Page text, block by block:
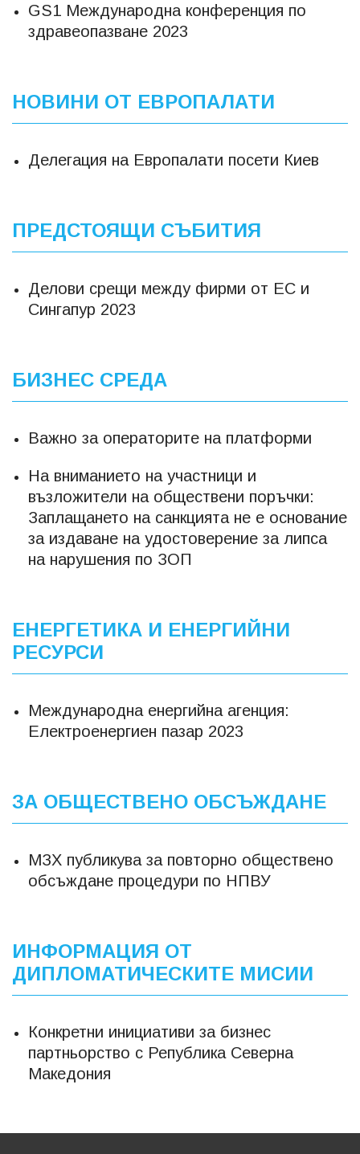
GS1 Международна конференция по
здравеопазване 2023
НОВИНИ ОТ ЕВРОПАЛАТИ
Делегация на Европалати посети Киев
ПРЕДСТОЯЩИ СЪБИТИЯ
Делови срещи между фирми от ЕС и
Сингапур 2023
БИЗНЕС СРЕДА
Важно за операторите на платформи
На вниманието на участници и
възложители на обществени поръчки:
Заплащането на санкцията не е основание
за издаване на удостоверение за липса
на нарушения по ЗОП
ЕНЕРГЕТИКА И ЕНЕРГИЙНИ
РЕСУРСИ
Международна енергийна агенция:
Електроенергиен пазар 2023
ЗА ОБЩЕСТВЕНО ОБСЪЖДАНЕ
МЗХ публикува за повторно обществено
обсъждане процедури по НПВУ
ИНФОРМАЦИЯ ОТ
ДИПЛОМАТИЧЕСКИТЕ МИСИИ
Конкретни инициативи за бизнес
партньорство с Република Северна
Македония